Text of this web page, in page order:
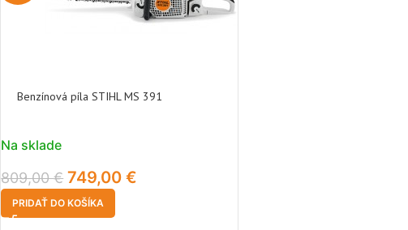
Benzínová píla STIHL MS 391
Na sklade
809,00€ 749,00€
PRIDAŤ DO KOŠÍKA